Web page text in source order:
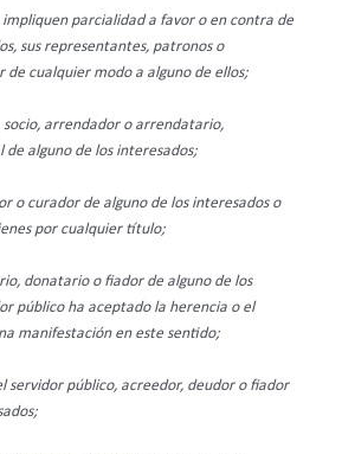
impliquen parcialidad a favor o en contra de
sus representantes, patronos o
de cualquier modo a alguno de ellos;
socio, arrendador o arrendatario,
alguno de los interesados;
o curador de alguno de los interesados o
por cualquier título;
donatario o fiador de alguno de los
público ha aceptado la herencia o el
manifestación en este sentido;
servidor público, acreedor, deudor o fiador